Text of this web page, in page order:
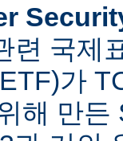
련 국제
가
해 만